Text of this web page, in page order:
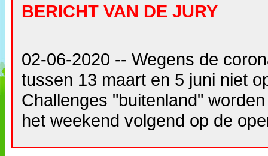
BERICHT VAN DE JURY
02-06-2020 -- Wegens de
tussen 13 maart en 5 juni niet
Challenges "buitenland"
het weekend volgend op de